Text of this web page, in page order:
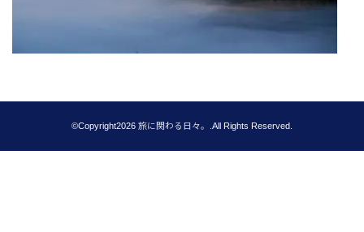
©Copyright2026 旅に関わる日々。 .All Rights Reserved.